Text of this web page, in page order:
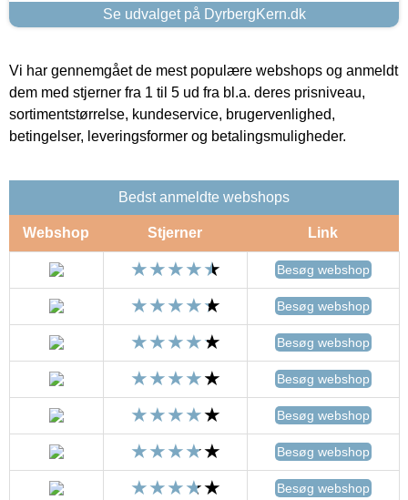
Se udvalget på DyrbergKern.dk
Vi har gennemgået de mest populære webshops og anmeldt
dem med stjerner fra 1 til 5 ud fra bl.a. deres prisniveau,
sortimentstørrelse, kundeservice, brugervenlighed,
betingelser, leveringsformer og betalingsmuligheder.
Bedst anmeldte webshops
Webshop Stjerner Link
Besøg webshop
Besøg webshop
Besøg webshop
Besøg webshop
Besøg webshop
Besøg webshop
Besøg webshop